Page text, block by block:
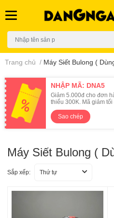
Trang chủ / Máy Siết Bulong (
NHẬP MÃ: DNA5
Giảm 5.000đ cho đơn
thiểu 300K. Mã giảm tối
Sao chép
Máy Siết Bulong (
Sắp xếp: Thứ tự